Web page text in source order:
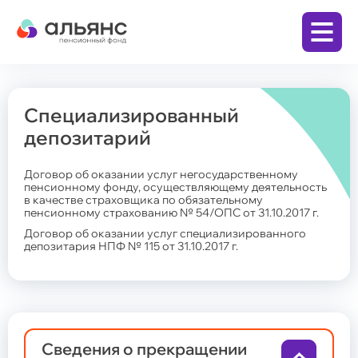
Личный кабинет
Бизнесу
Накопительная пенсия по обязательному
пенсионному страхованию (ОПС)
Специализированный
депозитарий
Договор об оказании услуг негосударственному
пенсионному фонду, осуществляющему деятельность
в качестве страховщика по обязательному
пенсионному страхованию № 54/ОПС от 31.10.2017 г.
Договор об оказании услуг специализированного
депозитария НПФ № 115 от 31.10.2017 г.
Сведения о прекращении